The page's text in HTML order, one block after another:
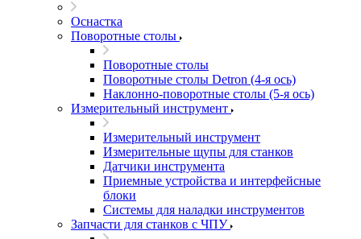
Оснастка
Поворотные столы
Поворотные столы
Поворотные столы Detron (4-я ось)
Наклонно-поворотные столы (5-я ось)
Измерительный инструмент
Измерительный инструмент
Измерительные щупы для станков
Датчики инструмента
Приемные устройства и интерфейсные
блоки
Системы для наладки инструментов
Запчасти для станков с ЧПУ